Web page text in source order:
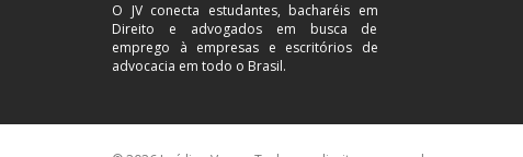
O JV conecta estudantes, bacharéis em
Direito e advogados em busca de
emprego à empresas e escritórios de
advocacia em todo o Brasil.